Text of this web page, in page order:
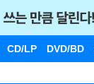
CD/LP DVD/BD